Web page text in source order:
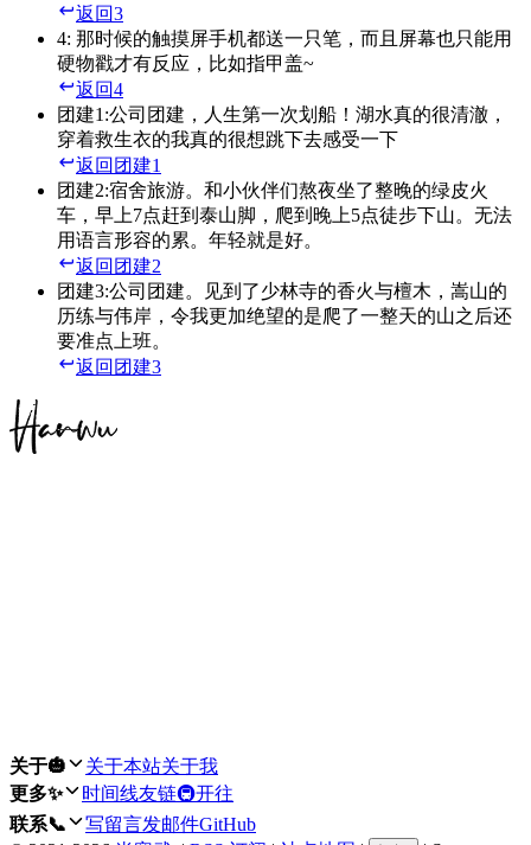
返回3
4: 那时候的触摸屏手机都送一只笔，而且屏幕也只能用
硬物戳才有反应，比如指甲盖~
返回4
团建1 :公司团建，人生第一次划船！湖水真的很清澈，
穿着救生衣的我真的很想跳下去感受一下
返回 团建1
团建2:宿舍旅游。和小伙伴们熬夜坐了整晚的绿皮火
车，早上7点赶到泰山脚，爬到晚上5点徒步下山。无法
用语言形容的累。年轻就是好。
返回 团建2
团建3:公司团建。见到了少林寺的香火与檀木，嵩山的
历练与伟岸，令我更加绝望的是爬了一整天的山之后还
要准点上班。
返回 团建3
关于🎃 关于本站关于我
更多✨
时间线友链🚇开往
联系📞
写留言发邮件GitHub